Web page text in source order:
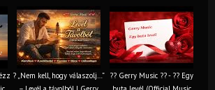
? „Nem kell, hogy válaszolj…”
?? Gerry Music ?? - ?? Egy